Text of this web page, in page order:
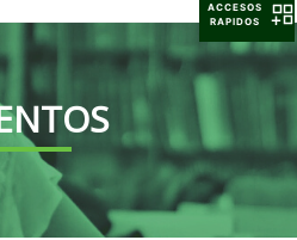
ACCESOS
RAPIDOS